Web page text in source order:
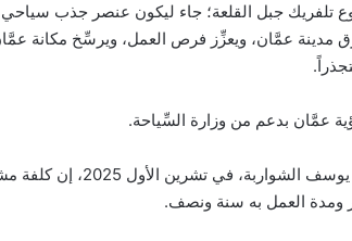
تلفريك جبل القلعة؛ جاء ليكون عنصر جذب
عمَّان، ويعزِّز فرص العمل، ويرسِّخ مكانة
عمَّان بدعم من وزارة السِّياحة.
كما قال رئيس لجنة أمانة عمّان